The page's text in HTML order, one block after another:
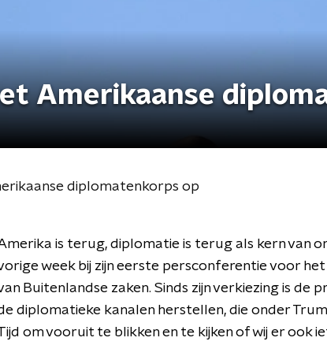
Amerikaanse
diplomatenkorps op
is terug, diplomatie is terug als kern van
week bij zijn eerste persconferentie voor
Buitenlandse zaken. Sinds zijn verkiezing is de
diplomatieke kanalen herstellen, die onder
om vooruit te blikken en te kijken of wij er ook